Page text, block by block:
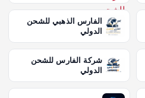
الفارس الذهبي للشحن
الدولي
شركة الفارس للشحن
الدولي